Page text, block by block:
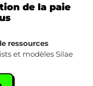
de la paie
ressources
et modèles Silae